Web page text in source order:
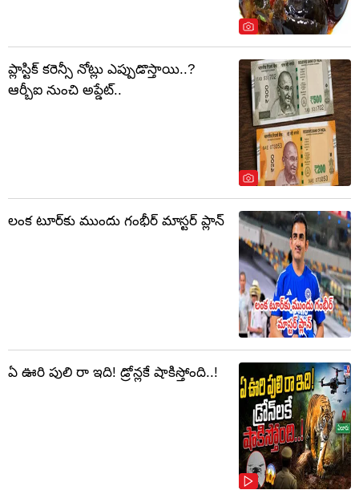
ప్లాస్టిక్ కరెన్సీ నోట్లు ఎప్పుడొస్తాయి..?
ఆర్బీఐ నుంచి అప్డేట్..
లంక టూర్‌కు ముందు గంభీర్ మాస్టర్ ప్లాన్
ఏ ఊరి పులి రా ఇది! డ్రోన్లకే షాకిస్తోంది..!